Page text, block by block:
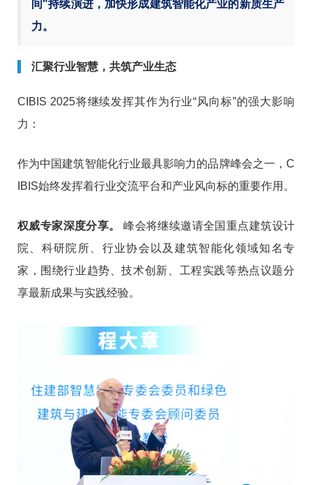
间"持续演进，加快形成建筑智能化产业的新质生产
力。
汇聚行业智慧，共筑产业生态
CIBIS 2025将继续发挥其作为行业“风向标”的强大影响
力：
作为中国建筑智能化行业最具影响力的品牌峰会之一，C
IBIS始终发挥着行业交流平台和产业风向标的重要作用。
权威专家深度分享。
峰会将继续邀请全国重点建筑设计
院、科研院所、行业协会以及建筑智能化领域知名专
家，围绕行业趋势、技术创新、工程实践等热点议题分
享最新成果与实践经验。